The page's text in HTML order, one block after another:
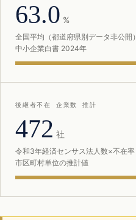
63.0 %
全国平均（都道府県別データ非公開）
中小企業白書 2024年
後継者不在 企業数 推計
472 社
令和3年経済センサス法人数×不在率
市区町村単位の推計値